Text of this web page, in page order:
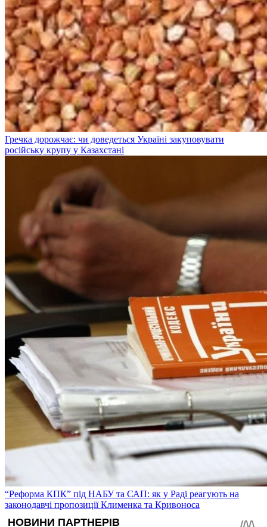
Гречка дорожчає: чи доведеться Україні закуповувати
російську крупу у Казахстані
“Реформа КПК” під НАБУ та САП: як у Раді реагують на
законодавчі пропозиції Клименка та Кривоноса